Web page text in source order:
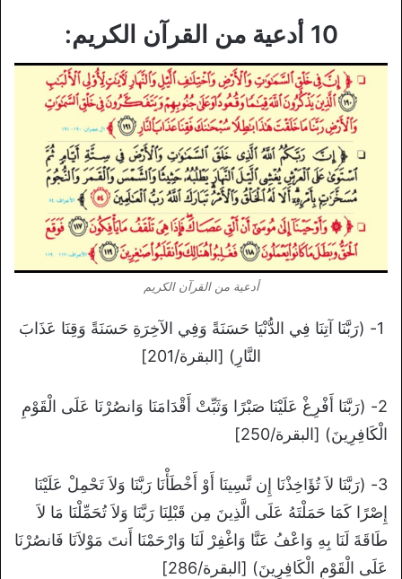
10 أدعية من القرآن الكريم:
أدعية من القرآن الكريم
1- (رَبَّنَا آتِنَا فِي الدُّنْيَا حَسَنَةً وَفِي الآخِرَةِ حَسَنَةً وَقِنَا عَذَابَ
النَّارِ) [البقرة/201]
2- (رَبَّنَا أَفْرِغْ عَلَيْنَا صَبْرًا وَثَبِّتْ أَقْدَامَنَا وَانصُرْنَا عَلَى الْقَوْمِ
الْكَافِرِينَ) [البقرة/250]
3- (رَبَّنَا لاَ تُؤَاخِذْنَا إِن نَّسِينَا أَوْ أَخْطَأْنَا رَبَّنَا وَلاَ تَحْمِلْ عَلَيْنَا
إِصْرًا كَمَا حَمَلْتَهُ عَلَى الَّذِينَ مِن قَبْلِنَا رَبَّنَا وَلاَ تُحَمِّلْنَا مَا لاَ
طَاقَةَ لَنَا بِهِ وَاعْفُ عَنَّا وَاغْفِرْ لَنَا وَارْحَمْنَا أَنتَ مَوْلاَنَا فَانصُرْنَا
عَلَى الْقَوْمِ الْكَافِرِينَ) [البقرة/286]